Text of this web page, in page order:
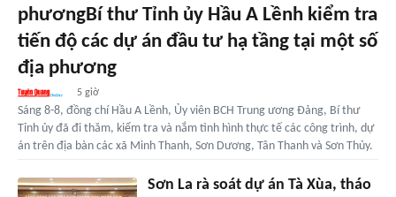
phươngBí thư Tỉnh ủy Hầu A Lềnh kiểm tra
tiến độ các dự án đầu tư hạ tầng tại một số
địa phương
5 giờ
Sáng 8-8, đồng chí Hầu A Lềnh, Ủy viên BCH Trung ương Đảng, Bí thư
Tỉnh ủy đã đi thăm, kiểm tra và nắm tình hình thực tế các công trình, dự
án trên địa bàn các xã Minh Thanh, Sơn Dương, Tân Thanh và Sơn Thủy.
Sơn La rà soát dự án Tà Xùa, tháo